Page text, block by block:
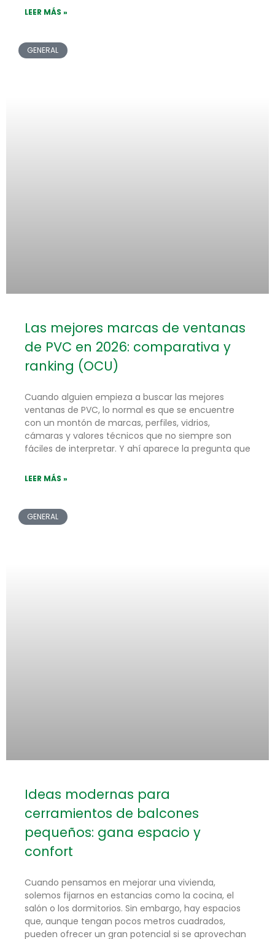
LEER MÁS »
GENERAL
Las mejores marcas de ventanas
de PVC en 2026: comparativa y
ranking (OCU)
Cuando alguien empieza a buscar las mejores
ventanas de PVC, lo normal es que se encuentre
con un montón de marcas, perfiles, vidrios,
cámaras y valores técnicos que no siempre son
fáciles de interpretar. Y ahí aparece la pregunta que
LEER MÁS »
GENERAL
Ideas modernas para
cerramientos de balcones
pequeños: gana espacio y
confort
Cuando pensamos en mejorar una vivienda,
solemos fijarnos en estancias como la cocina, el
salón o los dormitorios. Sin embargo, hay espacios
que, aunque tengan pocos metros cuadrados,
pueden ofrecer un gran potencial si se aprovechan